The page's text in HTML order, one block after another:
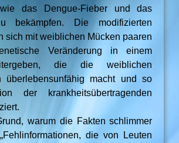
wie das Dengue-Fieber und das
bekämpfen. Die modifizierten
sich mit weiblichen Mücken paaren
Veränderung in einem
die die weiblichen
überlebensunfähig macht und so
der krankheitsübertragenden
warum die Fakten schlimmer
die von Leuten